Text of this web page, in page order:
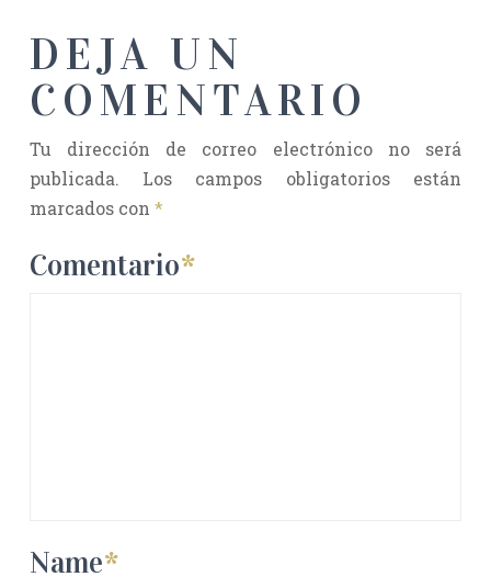
DEJA UN
COMENTARIO
Tu dirección de correo electrónico no será
publicada.
Los campos obligatorios están
marcados con *
Comentario*
Name*